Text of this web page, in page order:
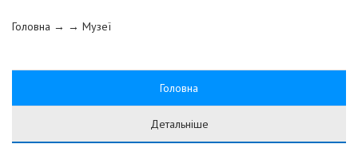
Головна → → Музеї
Головна
Детальніше